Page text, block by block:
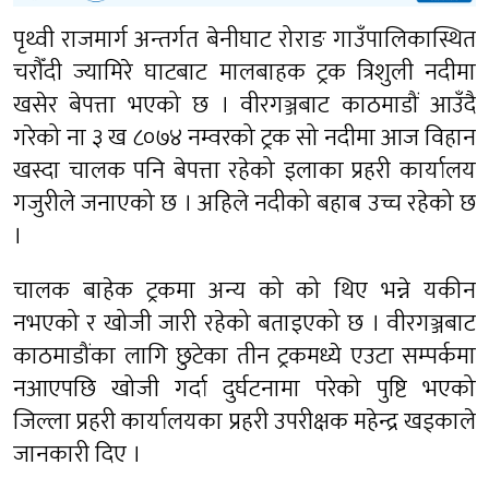
पृथ्वी राजमार्ग अन्तर्गत बेनीघाट रोराङ गाउँपालिकास्थित
चरौँदी ज्यामिरे घाटबाट मालबाहक ट्रक त्रिशुली नदीमा
खसेर बेपत्ता भएको छ । वीरगञ्जबाट काठमाडौं आउँदै
गरेको ना ३ ख ८०७४ नम्वरको ट्रक सो नदीमा आज विहान
खस्दा चालक पनि बेपत्ता रहेको इलाका प्रहरी कार्यालय
गजुरीले जनाएको छ । अहिले नदीको बहाब उच्च रहेको छ
।
चालक बाहेक ट्रकमा अन्य को को थिए भन्ने यकीन
नभएको र खोजी जारी रहेको बताइएको छ । वीरगञ्जबाट
काठमाडौंका लागि छुटेका तीन ट्रकमध्ये एउटा सम्पर्कमा
नआएपछि खोजी गर्दा दुर्घटनामा परेको पुष्टि भएको
जिल्ला प्रहरी कार्यालयका प्रहरी उपरीक्षक महेन्द्र खड्काले
जानकारी दिए ।